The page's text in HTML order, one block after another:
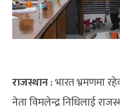
राजस्थान: भारत भ्रमणमा
नेता विमलेन्द्र निधिलाई